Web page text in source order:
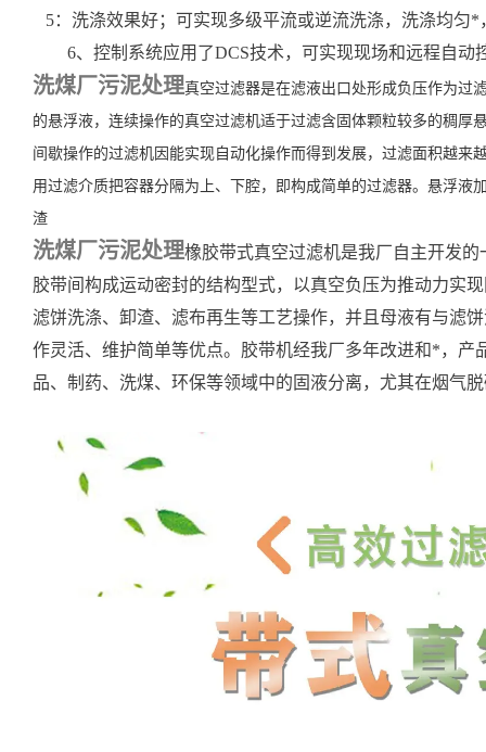
5：洗涤效果好；可实现多级平流或逆流洗涤，洗涤均匀
6、控制系统应用了DCS技术，可实现现场和远程自动
洗煤厂污泥处理真空过滤器是在滤液出口处形成负压作为过
的悬浮液，连续操作的真空过滤机适于过滤含固体颗粒较多的稠厚
间歇操作的过滤机因能实现自动化操作而得到发展，过滤面积越
用过滤介质把容器分隔为上、下腔，即构成简单的过滤器。悬浮
渣
洗煤厂污泥处理橡胶带式真空过滤机是我厂自主开发
胶带间构成运动密封的结构型式，以真空负压为推动力实
滤饼洗涤、卸渣、滤布再生等工艺操作，并且母液有与滤
作灵活、维护简单等优点。胶带机经我厂多年改进和*，
品、制药、洗煤、环保等领域中的固液分离，尤其在烟气